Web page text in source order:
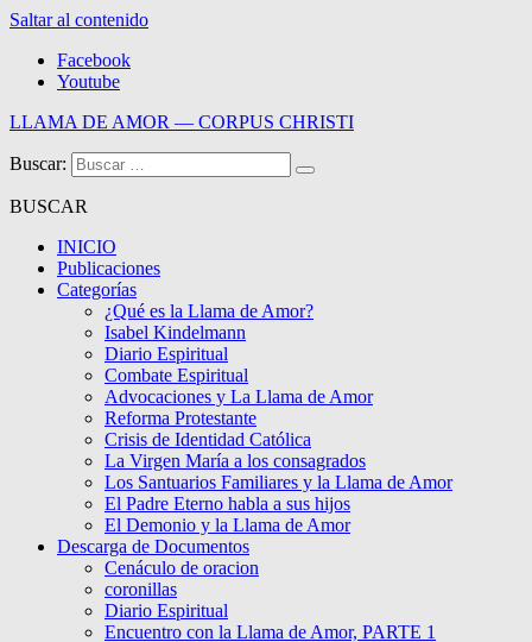
Saltar al contenido
Facebook
Youtube
LLAMA DE AMOR — CORPUS CHRISTI
Blog de la Llama de Amor
Buscar:
BUSCAR
INICIO
Publicaciones
Categorías
¿Qué es la Llama de Amor?
Isabel Kindelmann
Diario Espiritual
Combate Espiritual
Advocaciones y La Llama de Amor
Reforma Protestante
Crisis de Identidad Católica
La Virgen María a los consagrados
Los Santuarios Familiares y la Llama de Amor
El Padre Eterno habla a sus hijos
El Demonio y la Llama de Amor
Descarga de Documentos
Cenáculo de oracion
coronillas
Diario Espiritual
Encuentro con la Llama de Amor, PARTE 1